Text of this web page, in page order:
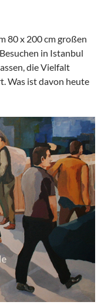
80 x 200 cm großen
in Istanbul
die Vielfalt
Was ist davon heute